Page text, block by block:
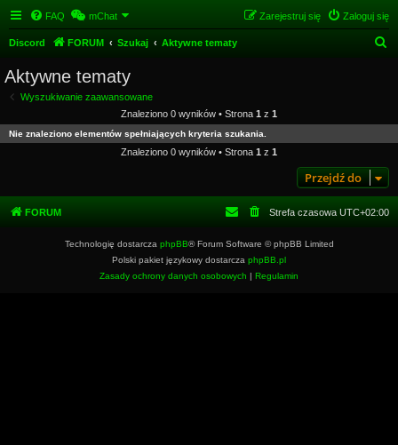
FAQ mChat Zaloguj się
Zarejestruj się
Discord FORUM Szukaj Aktywne tematy
a
Aktywne tematy
Wyszukiwanie zaawansowane
Znaleziono 0 wyników • Strona 1 z 1
Nie znaleziono elementów spełniających kryteria szukania.
Znaleziono 0 wyników • Strona 1 z 1
Przejdź do
FORUM Strefa czasowa UTC+02:00
Technologię dostarcza phpBB® Forum Software © phpBB Limited
Polski pakiet językowy dostarcza phpBB.pl
Zasady ochrony danych osobowych | Regulamin